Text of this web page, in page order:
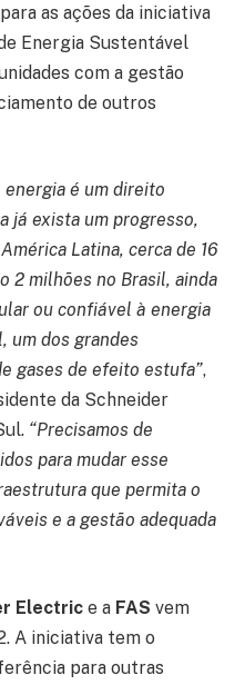
as ações da iniciativa
Energia Sustentável
com a gestão
de outros
energia é um direito
já exista um progresso,
Latina, cerca de 16
2 milhões no Brasil, ainda
ou confiável à energia
um dos grandes
gases de efeito estufa”,
da Schneider
“Precisamos de
para mudar esse
que permita o
e a gestão adequada
Electric e a FAS vem
A iniciativa tem o
para outras